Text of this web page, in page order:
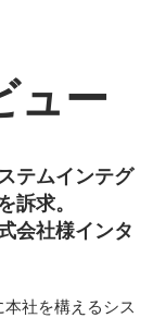
ュー
テムインテグ
訴求。
会社様インタ
社を構えるシス